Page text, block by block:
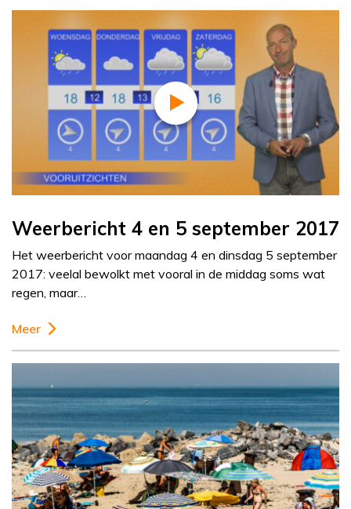
Weerbericht 4 en 5 september 2017
Het weerbericht voor maandag 4 en dinsdag 5 september
2017: veelal bewolkt met vooral in de middag soms wat
regen, maar…
Meer